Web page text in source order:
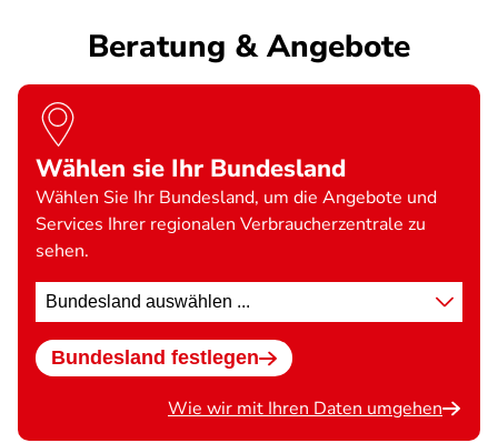
Beratung & Angebote
Wählen sie Ihr Bundesland
Wählen Sie Ihr Bundesland, um die Angebote und
Services Ihrer regionalen Verbraucherzentrale zu
sehen.
Standort
wählen
Bundesland festlegen
Wie wir mit Ihren Daten umgehen